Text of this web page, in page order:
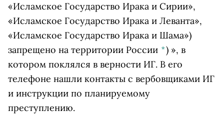
«Исламское Государство Ирака и Сирии»,
«Исламское Государство Ирака и Леванта»,
«Исламское Государство Ирака и Шама»)
запрещено на территории России *) », в
котором поклялся в верности ИГ. В его
телефоне нашли контакты с вербовщиками ИГ
и инструкции по планируемому
преступлению.